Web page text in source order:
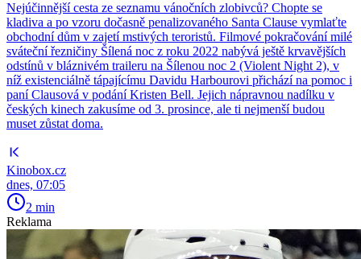
Nejúčinnější cesta ze seznamu vánočních zlobivců? Chopte se
kladiva a po vzoru dočasně penalizovaného Santa Clause vymlaťte
obchodní dům v zajetí mstivých teroristů. Filmové pokračování milé
sváteční řezničiny Šílená noc z roku 2022 nabývá ještě krvavějších
odstínů v bláznivém traileru na Šílenou noc 2 (Violent Night 2), v
níž existenciálně tápajícímu Davidu Harbourovi přichází na pomoc i
paní Clausová v podání Kristen Bell. Jejich nápravnou nadílku v
českých kinech zakusíme od 3. prosince, ale ti nejmenší budou
muset zůstat doma.
Kinobox.cz
dnes, 07:05
2 min
Reklama